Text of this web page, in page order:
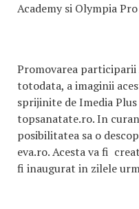
Academy si Olympia
Promovarea
totodata, a imaginii
sprijinite de Imedia
topsanatate.ro. In
posibilitatea sa o
eva.ro. Acesta va fi
fi inaugurat in zilele